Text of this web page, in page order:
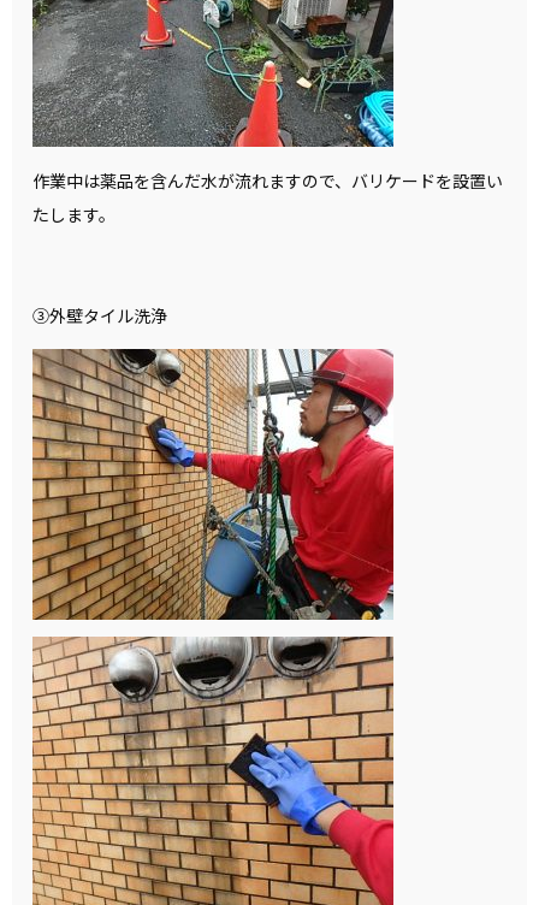
作業中は薬品を含んだ水が流れますので、バリケードを設置い
たします。
③外壁タイル洗浄